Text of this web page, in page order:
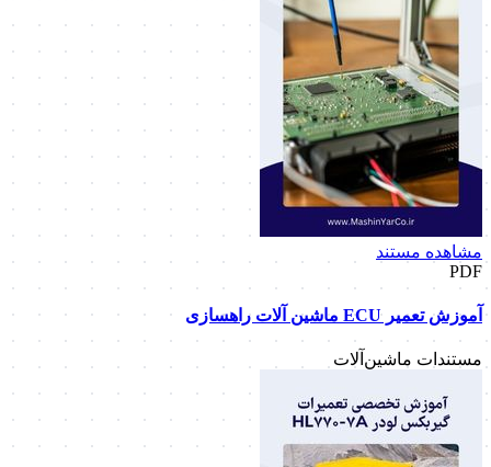
مشاهده مستند
PDF
آموزش تعمیر ECU ماشین آلات راهسازی
مستندات ماشین‌آلات